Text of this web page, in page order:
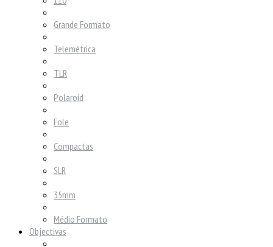
Grande Formato
Telemétrica
TLR
Polaroid
Fole
Compactas
SLR
35mm
Médio Formato
Objectivas